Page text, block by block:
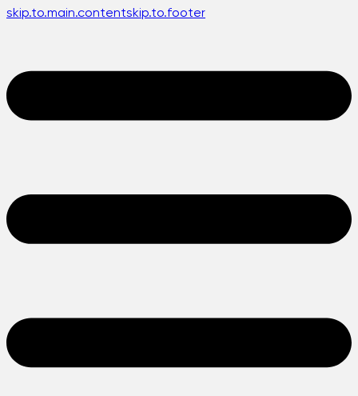
skip.to.main.contentskip.to.footer